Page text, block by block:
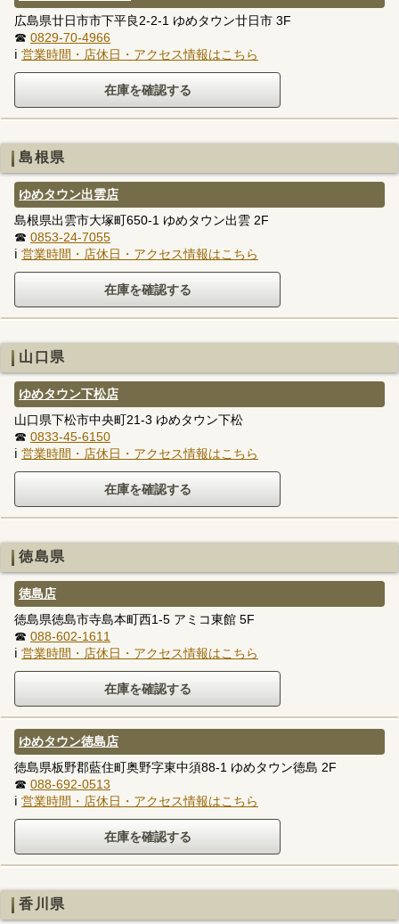
広島県廿日市市下平良2-2-1 ゆめタウン廿日市 3F
☎ 0829-70-4966
ℹ 営業時間・店休日・アクセス情報はこちら
島根県
ゆめタウン出雲店
島根県出雲市大塚町650-1 ゆめタウン出雲 2F
☎ 0853-24-7055
ℹ 営業時間・店休日・アクセス情報はこちら
山口県
ゆめタウン下松店
山口県下松市中央町21-3 ゆめタウン下松
☎ 0833-45-6150
ℹ 営業時間・店休日・アクセス情報はこちら
徳島県
徳島店
徳島県徳島市寺島本町西1-5 アミコ東館 5F
☎ 088-602-1611
ℹ 営業時間・店休日・アクセス情報はこちら
ゆめタウン徳島店
徳島県板野郡藍住町奥野字東中須88-1 ゆめタウン徳島 2F
☎ 088-692-0513
ℹ 営業時間・店休日・アクセス情報はこちら
香川県